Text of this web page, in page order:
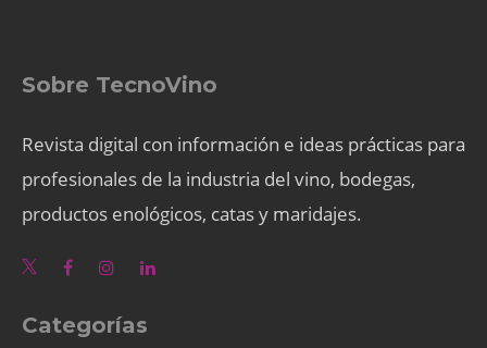
Sobre TecnoVino
Revista digital con información e ideas prácticas para
profesionales de la industria del vino, bodegas,
productos enológicos, catas y maridajes.
Categorías